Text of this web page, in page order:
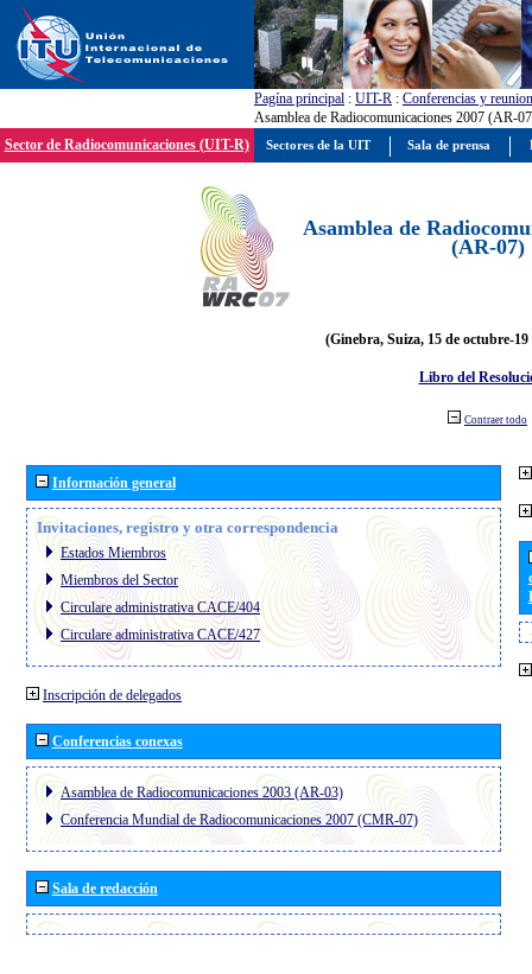
Pagína principal : UIT-R : Conferencias y
Asamblea de Radiocomunicaciones 2007 (AR-
Sector de Radiocomunicaciones (UIT-R)
Asamblea de
(AR-07)
(Ginebra, Suiza, 15 de octubre-19
Libro del
Contraer todo
Información general
Invitaciones, registro y otra correspondencia
Estados Miembros
Miembros del Sector
Circulare administrativa CACE/404
Circulare administrativa CACE/427
Inscripción de delegados
Conferencias conexas
Asamblea de Radiocomunicaciones 2003 (AR-03)
Conferencia Mundial de Radiocomunicaciones 2007 (CMR-07)
Sala de redacción
Sectores de la UIT Sala de prensa